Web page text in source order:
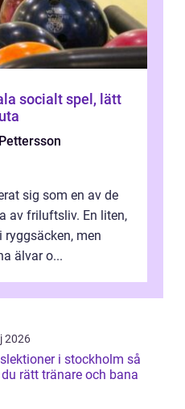
lätt
sig som en av de
av friluftsliv. En liten,
men
älvar o...
2026
i stockholm så
rätt tränare och bana